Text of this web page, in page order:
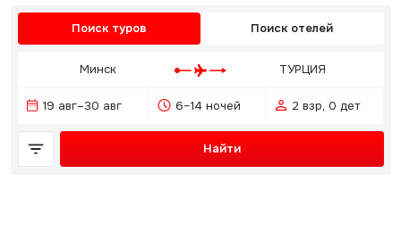
Поиск туров Поиск отелей
Минск ТУРЦИЯ
19 авг–30 авг 6–14 ночей 2 взр, 0 дет
Найти